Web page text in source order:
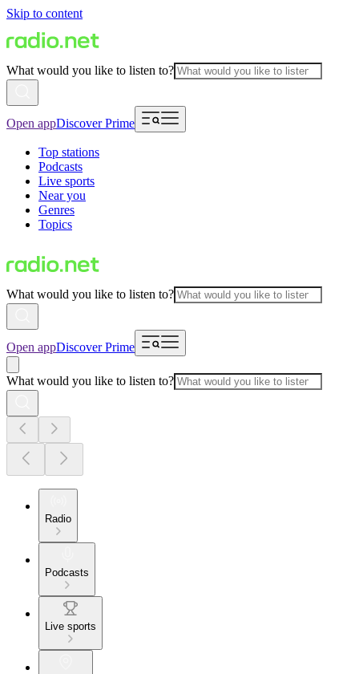
Skip to content
What would you like to listen to?
Open appDiscover Prime
Top stations
Podcasts
Live sports
Near you
Genres
Topics
What would you like to listen to?
Open appDiscover Prime
What would you like to listen to?
Radio
Podcasts
Live sports